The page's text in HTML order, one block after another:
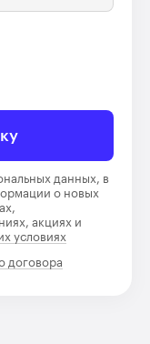
данных, в
о новых
акциях и
условиях
договора